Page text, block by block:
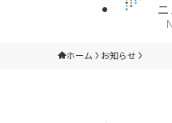
ホーム お知らせ